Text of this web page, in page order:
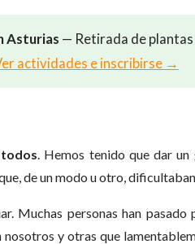
Asturias — Retirada de
actividades e inscribirse →
. Hemos tenido que dar
de un modo u otro,
Muchas personas han
nosotros y otras que